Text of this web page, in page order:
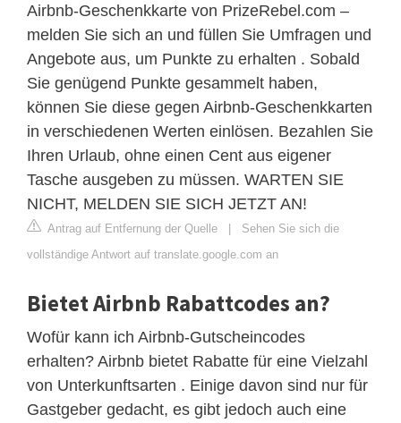
Airbnb-Geschenkkarte von PrizeRebel.com –
melden Sie sich an und füllen Sie Umfragen und
Angebote aus, um Punkte zu erhalten . Sobald
Sie genügend Punkte gesammelt haben,
können Sie diese gegen Airbnb-Geschenkkarten
in verschiedenen Werten einlösen. Bezahlen Sie
Ihren Urlaub, ohne einen Cent aus eigener
Tasche ausgeben zu müssen. WARTEN SIE
NICHT, MELDEN SIE SICH JETZT AN!
Antrag auf Entfernung der Quelle | Sehen Sie sich die
vollständige Antwort auf translate.google.com an
Bietet Airbnb Rabattcodes an?
Wofür kann ich Airbnb-Gutscheincodes
erhalten? Airbnb bietet Rabatte für eine Vielzahl
von Unterkunftsarten . Einige davon sind nur für
Gastgeber gedacht, es gibt jedoch auch eine